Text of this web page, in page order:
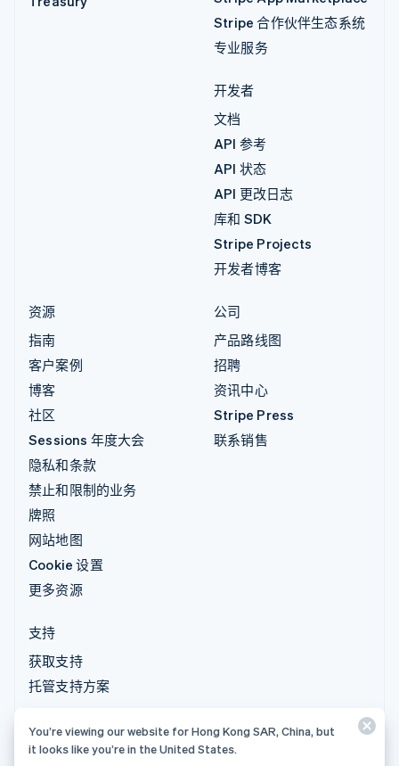
Stripe 合作伙伴生态系统
专业服务
开发者
文档
API 参考
API 状态
API 更改日志
库和 SDK
Stripe Projects
开发者博客
资源
指南
客户案例
博客
社区
Sessions 年度大会
隐私和条款
禁止和限制的业务
牌照
网站地图
Cookie 设置
更多资源
公司
产品路线图
招聘
资讯中心
Stripe Press
联系销售
支持
获取支持
托管支持方案
© 2026 Stripe, LLC
You’re viewing our website for Hong Kong SAR, China, but
it looks like you’re in the United States.